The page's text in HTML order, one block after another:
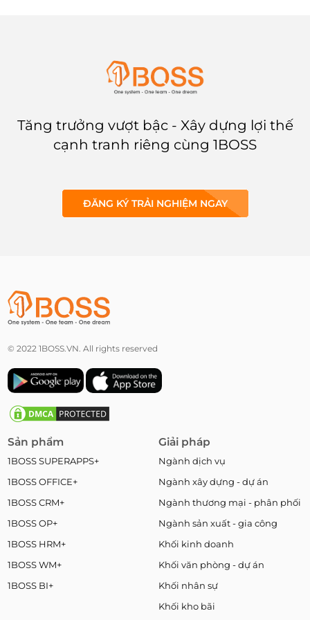
loại khách hàng.
Tăng trưởng vượt bậc - Xây dựng lợi thế
cạnh tranh riêng cùng 1BOSS
ĐĂNG KÝ TRẢI NGHIỆM NGAY
© 2022 1BOSS.VN. All rights reserved
Sản phẩm
1BOSS SUPERAPPS+
1BOSS OFFICE+
1BOSS CRM+
1BOSS OP+
1BOSS HRM+
1BOSS WM+
1BOSS BI+
Giải pháp
Ngành dịch vụ
Ngành xây dựng - dự án
Ngành thương mại - phân phối
Ngành sản xuất - gia công
Khối kinh doanh
Khối văn phòng - dự án
Khối nhân sự
Khối kho bãi